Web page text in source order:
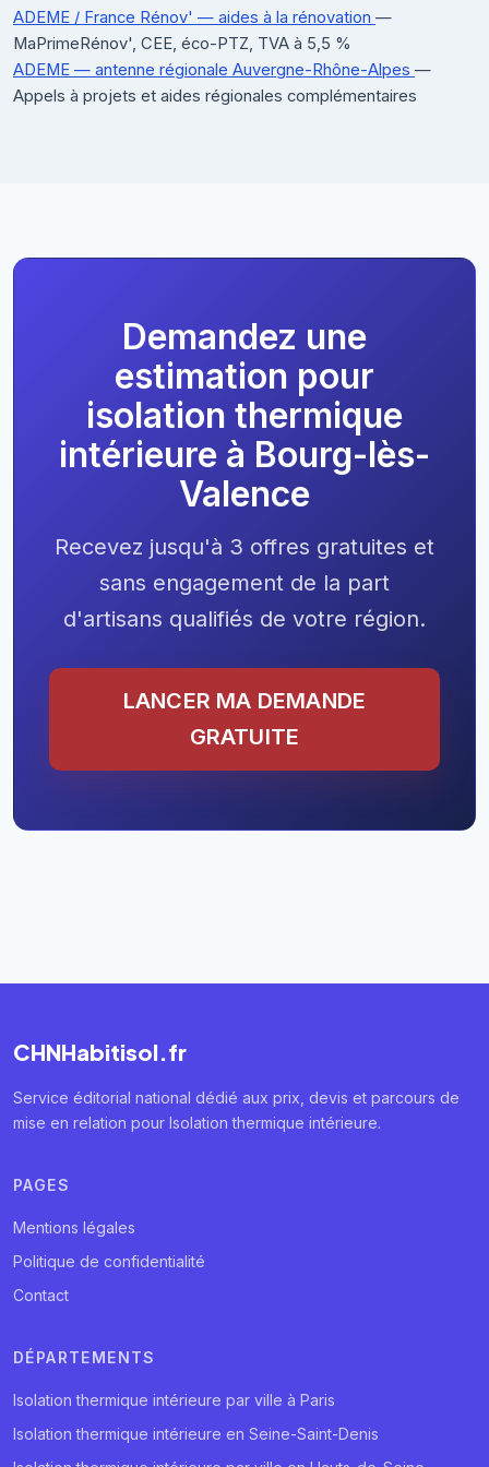
ADEME / France Rénov' — aides à la rénovation —
MaPrimeRénov', CEE, éco-PTZ, TVA à 5,5 %
ADEME — antenne régionale Auvergne-Rhône-Alpes —
Appels à projets et aides régionales complémentaires
Demandez une
estimation pour
isolation thermique
intérieure à Bourg-lès-
Valence
Recevez jusqu'à 3 offres gratuites et
sans engagement de la part
d'artisans qualifiés de votre région.
LANCER MA DEMANDE
GRATUITE
CHNHabitisol.fr
Service éditorial national dédié aux prix, devis et parcours de
mise en relation pour Isolation thermique intérieure.
PAGES
Mentions légales
Politique de confidentialité
Contact
DÉPARTEMENTS
Isolation thermique intérieure par ville à Paris
Isolation thermique intérieure en Seine-Saint-Denis